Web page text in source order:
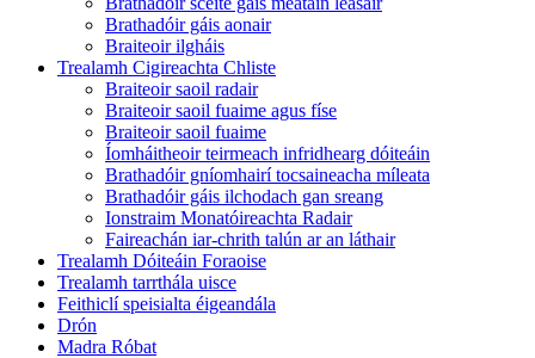
Brathadóir gáis aonair
Braiteoir ilgháis
Trealamh Cigireachta Chliste
Braiteoir saoil radair
Braiteoir saoil fuaime agus físe
Braiteoir saoil fuaime
Íomháitheoir teirmeach infridhearg dóiteáin
Brathadóir gníomhairí tocsaineacha míleata
Brathadóir gáis ilchodach gan sreang
Ionstraim Monatóireachta Radair
Faireachán iar-chrith talún ar an láthair
Trealamh Dóiteáin Foraoise
Trealamh tarrthála uisce
Feithiclí speisialta éigeandála
Drón
Madra Róbat